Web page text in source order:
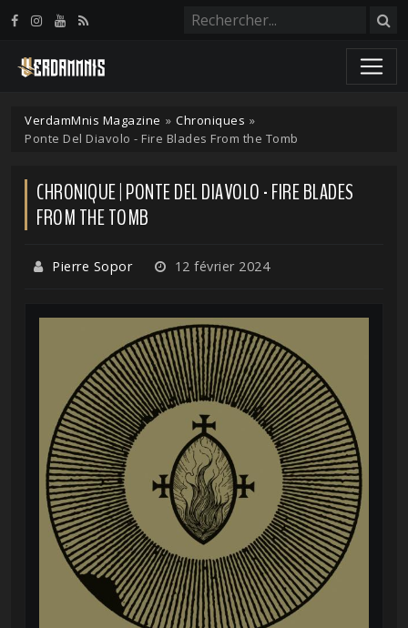
VerdamMnis Magazine » Chroniques »
Ponte Del Diavolo - Fire Blades From the Tomb
CHRONIQUE | PONTE DEL DIAVOLO - FIRE BLADES
FROM THE TOMB
Pierre Sopor 12 février 2024
Panneau de gestion des cookies